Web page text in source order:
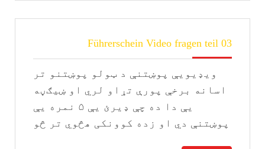
Führerschein Video fragen teil 03
Führerschein
teil
03
ویډیویې پوښتنې د ټولو پوښتنو تر
اسانه برخې پورې تړاو لري او ښيګڼه
یې دا ده چې ډیرئ يې ۵ نمره یې
پوښتنې دي او زده کوونکی هڅوي تر څو